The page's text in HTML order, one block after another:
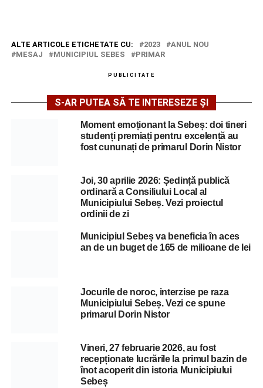
ALTE ARTICOLE ETICHETATE CU: 2023
ANUL NOU
MESAJ
MUNICIPIUL SEBES PRIMAR
PUBLICITATE
S-AR PUTEA SĂ TE INTERESEZE ȘI
Moment emoționant la Sebeș: doi tineri
studenți premiați pentru excelență au
fost cununați de primarul Dorin Nistor
Joi, 30 aprilie 2026: Ședință publică
ordinară a Consiliului Local al
Municipiului Sebeș. Vezi proiectul
ordinii de zi
Municipiul Sebeș va beneficia în aces
an de un buget de 165 de milioane de lei
Jocurile de noroc, interzise pe raza
Municipiului Sebeș. Vezi ce spune
primarul Dorin Nistor
Vineri, 27 februarie 2026, au fost
recepționate lucrările la primul bazin de
înot acoperit din istoria Municipiului
Sebeș